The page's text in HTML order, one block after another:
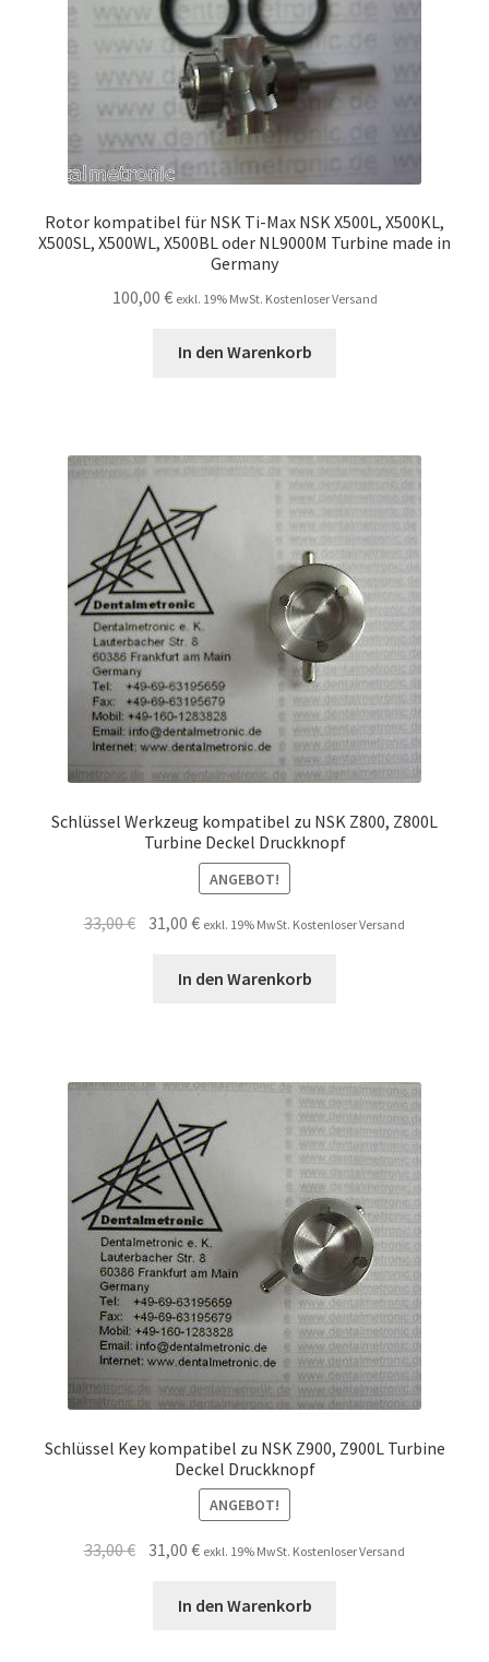
Rotor kompatibel für NSK Ti-Max NSK X500L, X500KL,
X500SL, X500WL, X500BL oder NL9000M Turbine made in
Germany
100,00 € exkl. 19% MwSt. Kostenloser Versand
In den Warenkorb
Schlüssel Werkzeug kompatibel zu NSK Z800, Z800L
Turbine Deckel Druckknopf
ANGEBOT!
33,00€ Ursprünglicher
31,00€Aktueller
ist:
exkl. 19% MwSt. Kostenloser Versand
In den Warenkorb
Schlüssel Key kompatibel zu NSK Z900, Z900L Turbine
Deckel Druckknopf
ANGEBOT!
33,00€ Ursprünglicher
31,00€Aktueller
ist:
exkl. 19% MwSt. Kostenloser Versand
In den Warenkorb